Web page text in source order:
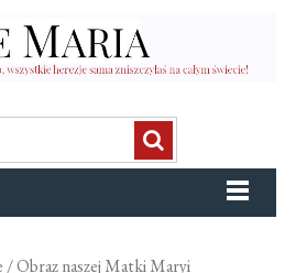
/ Obraz naszej Matki Maryi